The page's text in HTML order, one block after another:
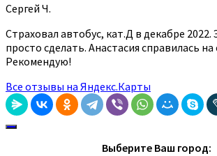
Сергей Ч.
Страховал автобус, кат.Д в декабре 2022.
просто сделать. Анастасия справилась
Рекомендую!
Все отзывы на Яндекс.Карты
Выберите Ваш город: